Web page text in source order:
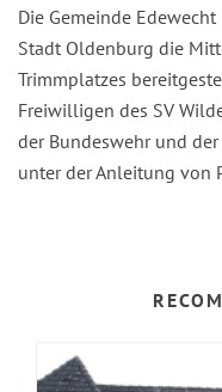
Die Gemeinde
Stadt Oldenburg die
Trimmplatzes
Freiwilligen des SV
der Bundeswehr und
unter der Anleitung von